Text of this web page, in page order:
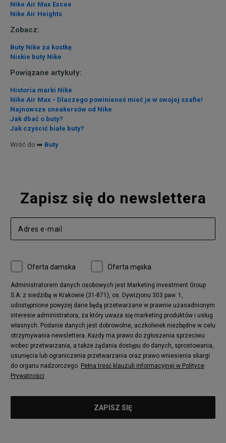
Nike Air Max Excee
Nike Air Heights
Zobacz:
Buty Nike za kostkę
Niskie buty Nike
Powiązane artykuły:
Historia marki Nike
Nike Air Max - Dlaczego powinieneś mieć je w swojej szafie!
Najnowsze sneakersów od Nike
Jak dbać o buty?
Jak czyścić białe buty?
Wróć do ➡️ Buty
Zapisz się do newslettera
Oferta damska Oferta męska
Administratorem danych osobowych jest Marketing Investment Group
S.A. z siedzibą w Krakowie (31-871), os. Dywizjonu 303 paw. 1,
udostępnione powyżej dane będą przetwarzane w prawnie uzasadnionym
interesie administratora, za który uważa się marketing produktów i usług
własnych. Podanie danych jest dobrowolne, aczkolwiek niezbędne w celu
otrzymywania newslettera. Każdy ma prawo do zgłoszenia sprzeciwu
wobec przetwarzania, a także żądania dostępu do danych, sprostowania,
usunięcia lub ograniczenia przetwarzania oraz prawo wniesienia skargi
do organu nadzorczego. Pełna treść klauzuli informacyjnej w Polityce
Prywatności